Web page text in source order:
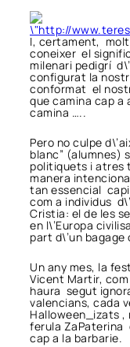
I, certament, molt
coneixer el
milenari pedigrí
configurat la
conformat el
que camina cap a
camina …..
Pero no culpe
blanc” (alumnes)
politiquets i atres
manera
tan essencial
com a individus
Cristia: el de les
en l\’Europa
part d\’un
Un any mes, la
Vicent Martir,
haura segut
valencians, cada
Halloween_izats ,
ferula ZaPaterina
cap a la barbarie.